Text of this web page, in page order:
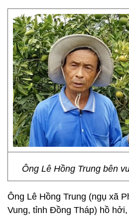
Ông Lê Hồng Trung bên
Ông Lê Hồng Trung (ngụ xã
Vung, tỉnh Đồng Tháp) hồ